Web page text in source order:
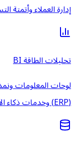
إدارة العملاء وأتمتة
تحليلات الطاقة BI
لوحات المعلومات
(ERP) وخدمات ذكاء الأعمال المُدارة.